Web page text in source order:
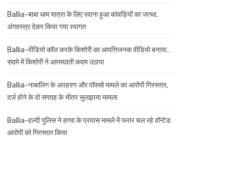
Ballia-बाबा धाम यात्रा के लिए रवाना हुआ कांवड़ियों का जत्था,
अंगवस्त्र देकर किया गया स्वागत
Ballia-वीडियो कॉल करके किशोरी का आपत्तिजनक वीडियो बनाया…
सदमे में किशोरी ने आत्मघाती कदम उठाया
Ballia-नाबालिग के अपहरण और पॉक्सो मामले का आरोपी गिरफ्तार,
दर्ज होने के दो सप्ताह के भीतर सुलझाया मामला
Ballia-हल्दी पुलिस ने हत्या के प्रयास मामले में फरार चल रहे वॉन्टेड
आरोपी को गिरफ्तार किया